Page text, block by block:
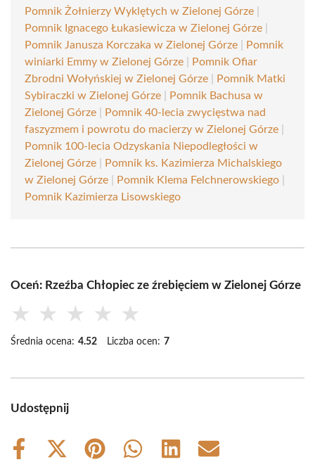
Pomnik Żołnierzy Wyklętych w Zielonej Górze
Pomnik Ignacego Łukasiewicza w Zielonej Górze
Pomnik Janusza Korczaka w Zielonej Górze
Pomnik
winiarki Emmy w Zielonej Górze
Pomnik Ofiar
Zbrodni Wołyńskiej w Zielonej Górze
Pomnik Matki
Sybiraczki w Zielonej Górze
Pomnik Bachusa w
Zielonej Górze
Pomnik 40-lecia zwycięstwa nad
faszyzmem i powrotu do macierzy w Zielonej Górze
Pomnik 100-lecia Odzyskania Niepodległości w
Zielonej Górze
Pomnik ks. Kazimierza Michalskiego
w Zielonej Górze
Pomnik Klema Felchnerowskiego
Pomnik Kazimierza Lisowskiego
Oceń: Rzeźba Chłopiec ze źrebięciem w Zielonej Górze
★ ★ ★ ★ ★
Średnia ocena: 4.52 Liczba ocen: 7
Udostępnij
Share
Share
Share
Share
Share
Share